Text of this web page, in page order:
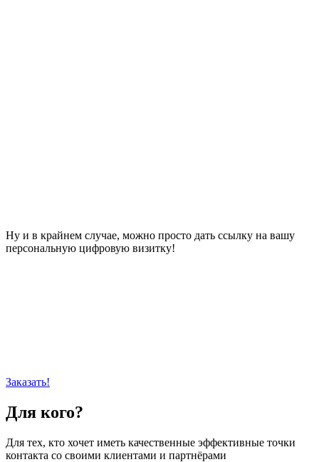
Ну и в крайнем случае, можно просто дать ссылку на вашу
персональную цифровую визитку!
Заказать!
Для кого?
Для тех, кто хочет иметь качественные эффективные точки
контакта со своими клиентами и партнёрами